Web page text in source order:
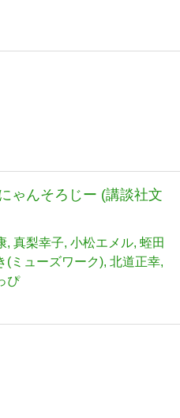
ゃんそろじー (講談社文
真梨幸子 小松エメル 蛭田
(ミューズワーク) 北道正幸
ぴ